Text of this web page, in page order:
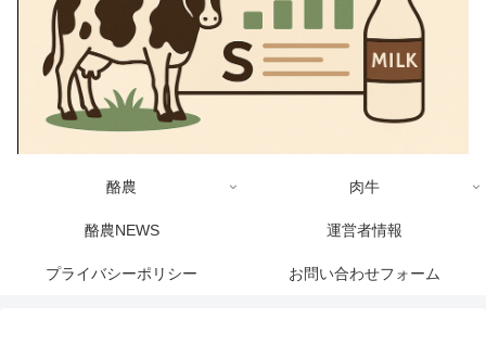
酪農 肉牛
酪農NEWS 運営者情報
プライバシーポリシー お問い合わせフォーム